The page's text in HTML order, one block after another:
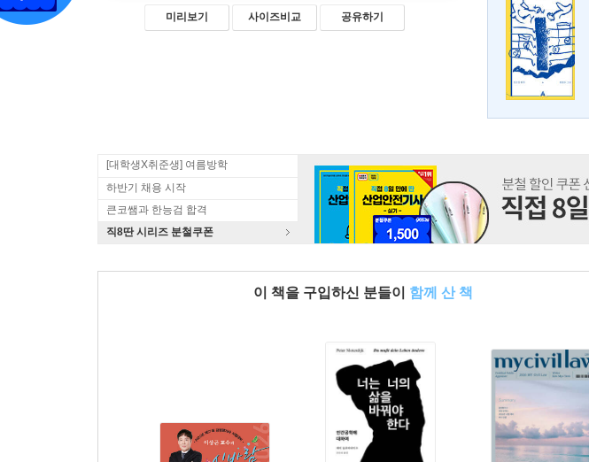
미리보기 사이즈비교 공유하기
[대학생X취준생] 여름방학
하반기 채용 시작
큰코쌤과 한능검 합격
직8딴 시리즈 분철쿠폰
이 책을 구입하신 분들이 함께 산 책